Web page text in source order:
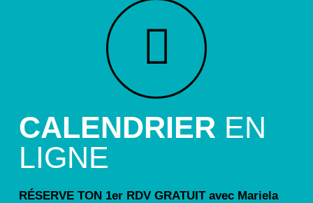
CALENDRIER EN
LIGNE
RÉSERVE TON 1er RDV GRATUIT avec Mariela